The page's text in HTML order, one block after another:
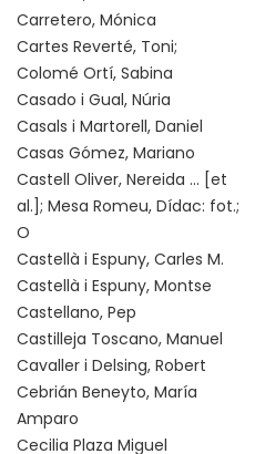
Carretero, Mónica
Cartes Reverté, Toni;
Colomé Ortí, Sabina
Casado i Gual, Núria
Casals i Martorell, Daniel
Casas Gómez, Mariano
Castell Oliver, Nereida ... [et
al.]; Mesa Romeu, Dídac: fot.;
O
Castellà i Espuny, Carles M.
Castellà i Espuny, Montse
Castellano, Pep
Castilleja Toscano, Manuel
Cavaller i Delsing, Robert
Cebrián Beneyto, María
Amparo
Cecilia Plaza Miguel